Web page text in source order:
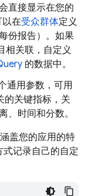
直接显示在您的
以在受众群体定义
份报告）。如果
相关联，自定义
的数据中。
通用参数，可用
的关键指标，关
、时间和分数。
盖您的应用的特
记录自己的自定